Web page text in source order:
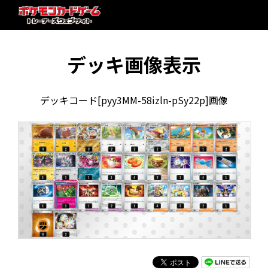
デッキ画像表示
デッキコード[pyy3MM-58izln-pSy22p]画像